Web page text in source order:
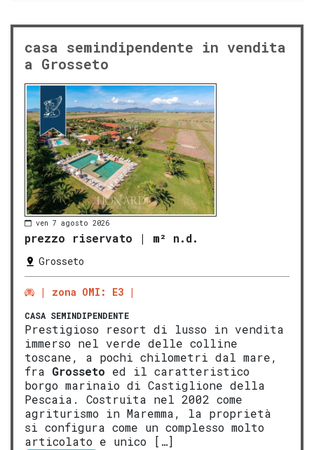
casa semindipendente in vendita
a Grosseto
ven 7 agosto 2026
prezzo riservato | m² n.d.
Grosseto
zona OMI: E3
CASA SEMINDIPENDENTE
Prestigioso resort di lusso in vendita
immerso nel verde delle colline
toscane, a pochi chilometri dal mare,
fra Grosseto ed il caratteristico
borgo marinaio di Castiglione della
Pescaia. Costruita nel 2002 come
agriturismo in Maremma, la proprietà
si configura come un complesso molto
articolato e unico […]